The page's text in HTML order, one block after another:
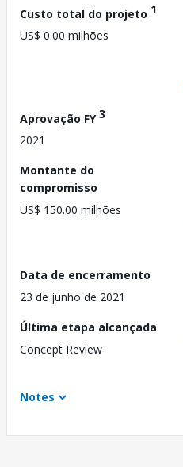
Custo total do projeto 1
US$ 0.00 milhões
Aprovação FY3
2021
Montante do
compromisso
US$ 150.00 milhões
Data de encerramento
23 de junho de 2021
Última etapa alcançada
Concept Review
Notes